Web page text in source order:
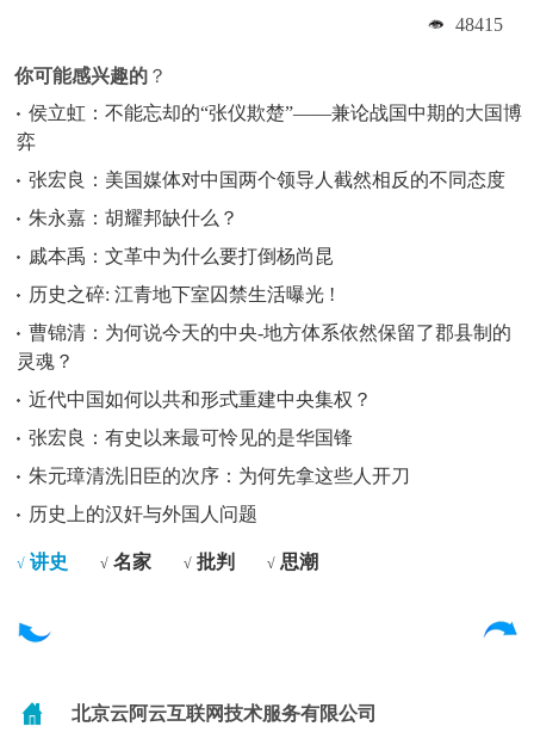
48415
你可能感兴趣的 ？
侯立虹：不能忘却的“张仪欺楚”——兼论战国中期的大国博
弈
张宏良：美国媒体对中国两个领导人截然相反的不同态度
朱永嘉：胡耀邦缺什么？
戚本禹：文革中为什么要打倒杨尚昆
历史之碎: 江青地下室囚禁生活曝光 !
曹锦清：为何说今天的中央-地方体系依然保留了郡县制的
灵魂？
近代中国如何以共和形式重建中央集权？
张宏良：有史以来最可怜见的是华国锋
朱元璋清洗旧臣的次序：为何先拿这些人开刀
历史上的汉奸与外国人问题
√ 讲史 √ 名家 √ 批判 √ 思潮
北京云阿云互联网技术服务有限公司